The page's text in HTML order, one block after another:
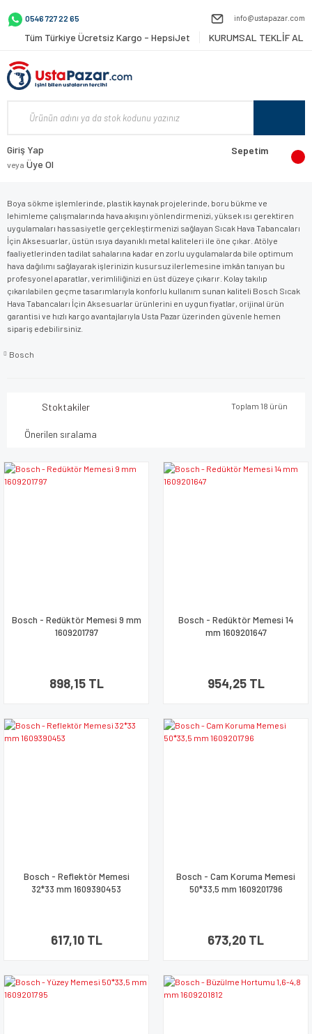
0546 727 22 65 info@ustapazar.com
Tüm Türkiye Ücretsiz Kargo - HepsiJet KURUMSAL TEKLİF AL
Giriş Yap
veya Üye Ol
Sepetim
Boya sökme işlemlerinde, plastik kaynak projelerinde, boru bükme ve
lehimleme çalışmalarında hava akışını yönlendirmenizi, yüksek ısı gerektiren
uygulamaları hassasiyetle gerçekleştirmenizi sağlayan Sıcak Hava Tabancaları
İçin Aksesuarlar, üstün ısıya dayanıklı metal kaliteleri ile öne çıkar. Atölye
faaliyetlerinden tadilat sahalarına kadar en zorlu uygulamalarda bile optimum
hava dağılımı sağlayarak işlerinizin kusursuz ilerlemesine imkân tanıyan bu
profesyonel aparatlar, verimliliğinizi en üst düzeye çıkarır. Kolay takılıp
çıkarılabilen geçme tasarımlarıyla konforlu kullanım sunan kaliteli Bosch Sıcak
Hava Tabancaları İçin Aksesuarlar ürünlerini en uygun fiyatlar, orijinal ürün
garantisi ve hızlı kargo avantajlarıyla Usta Pazar üzerinden güvenle hemen
sipariş edebilirsiniz.
Bosch
Stoktakiler Toplam 18 ürün
Bosch - Redüktör Memesi 9 mm
1609201797
898,15 TL
Bosch - Redüktör Memesi 14
mm 1609201647
954,25 TL
Bosch - Reflektör Memesi
32*33 mm 1609390453
617,10 TL
Bosch - Cam Koruma Memesi
50*33,5 mm 1609201796
673,20 TL